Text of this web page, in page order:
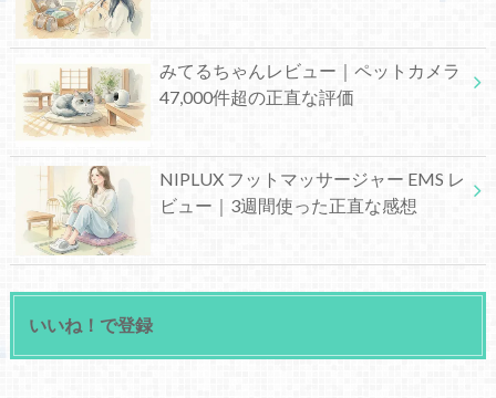
みてるちゃんレビュー｜ペットカメラ
47,000件超の正直な評価
NIPLUX フットマッサージャー EMS レ
ビュー｜3週間使った正直な感想
いいね！で登録